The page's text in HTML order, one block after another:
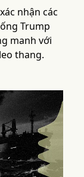
nhận các
Trump
manh với
thang.